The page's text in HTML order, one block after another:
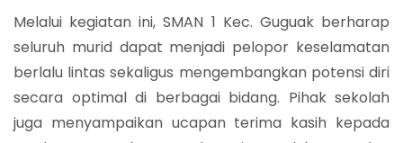
Melalui kegiatan ini, SMAN 1 Kec. Guguak berharap
seluruh murid dapat menjadi pelopor keselamatan
berlalu lintas sekaligus mengembangkan potensi diri
secara optimal di berbagai bidang. Pihak sekolah
juga menyampaikan ucapan terima kasih kepada